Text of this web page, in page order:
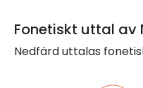
Fonetiskt uttal av
Nedfärd uttalas